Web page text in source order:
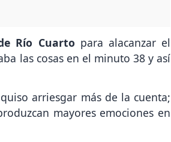
Río Cuarto para alacanzar el
las cosas en el minuto 38 y así
arriesgar más de la cuenta;
mayores emociones en